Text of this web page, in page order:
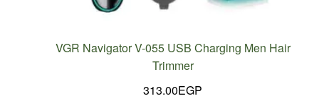
VGR Navigator V-055 USB Charging Men Hair
Trimmer
313.00EGP